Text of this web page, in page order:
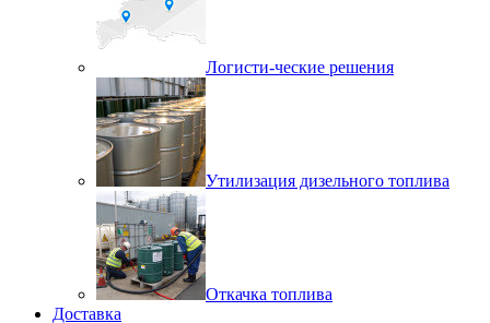
Логисти-ческие решения
Утилизация дизельного топлива
Откачка топлива
Доставка